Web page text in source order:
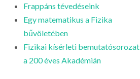
Frappáns tévedéseink
Egy matematikus a Fizika
bűvöletében
Fizikai kísérleti bemutatósorozat
a 200 éves Akadémián